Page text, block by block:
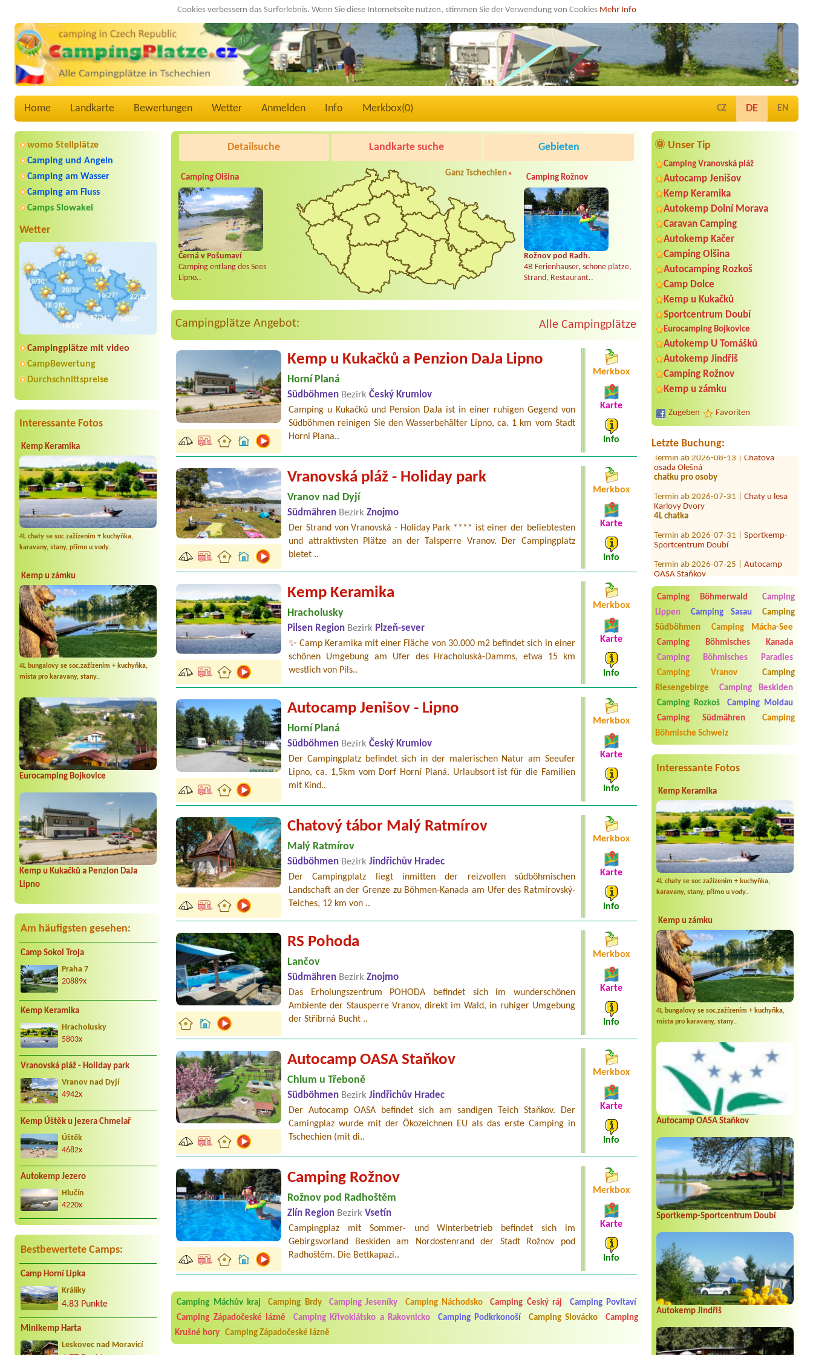
Cookies verbessern das Surferlebnis. Wenn Sie diese Internetseite nutzen, stimmen Sie der Verwendung von Cookies Mehr Info
Home Landkarte Bewertungen Wetter Anmelden Info Merkbox(0) CZ DE EN
womo Stellplätze
Camping und Angeln
Camping am Wasser
Camping am Fluss
Camps Slowakei
Wetter
Campingplätze mit video
CampBewertung
Durchschnittspreise
Interessante Fotos
Kemp Keramika
4L chaty se soc.zažízením + kuchyňka,
karavany, stany, přímo u vody..
Kemp u zámku
4L bungalovy se soc.zažízením + kuchyňka,
místa pro karavany, stany..
Eurocamping Bojkovice
Kemp u Kukačků a Penzion DaJa
Lipno
Am häufigsten gesehen:
Camp Sokol Troja
Praha 7
20889x
Kemp Keramika
Hracholusky
5803x
Vranovská pláž - Holiday park
Vranov nad Dyjí
4942x
Kemp Úštěk u jezera Chmelař
Úštěk
4682x
Autokemp Jezero
Hlučín
4220x
Bestbewertete Camps:
Camp Horní Lipka
Králíky
4.83 Punkte
Minikemp Harta
Leskovec nad Moravicí
🌞 Unser Tip
Camping Vranovská pláž
Autocamp Jenišov
Kemp Keramika
Autokemp Dolní Morava
Caravan Camping
Autokemp Kačer
Camping Olšina
Autocamping Rozkoš
Camp Dolce
Kemp u Kukačků
Sportcentrum Doubí
Eurocamping Bojkovice
Autokemp U Tomášků
Autokemp Jindřiš
Camping Rožnov
Kemp u zámku
Zugeben Favoriten
Letzte Buchung:
Termin ab 2026-07-31 |
Domaslavice
Chatka 2 dospeli 2deti
Termin ab 2026-08-05 |ATC Šlechtův
palouk
1x 3L
Termin ab 2026-08-13 |
osada Olešná
chatku pro osoby
Karlovy Dvory
4L chatka
Sportcentrum Doubí
OASA Staňkov
1.místo 1.stan 2.dospelý
Termin ab 2026-07-31 |Oáza Pepka
Námořníka
3 místa pro stany + 4 dospělí + 4 děti
Termin ab 2026-07-25 |Tábořiště a
Termin ab 2026-08-01 |
Kemp České
Vrbné
1 x Stellplatz und Strom 2 personem
Termin ab 2026-08-11 | Kemp Na
Břečkárně
1 místo pro stan + 4 osoby (2+2) +
elektrická přípojka + auto1 místo u
vody, 2 dospělí, 2 děti, elektrická
přípojka, auto
Camping Böhmerwald
Camping
Lippen
Camping Sasau
Camping
Südböhmen
Camping Mácha-See
Camping Böhmisches Kanada
Camping Böhmisches Paradies
Camping Vranov
Camping
Riesengebirge
Camping Beskiden
Camping Rozkoš
Camping Moldau
Camping Südmähren
Camping
Böhmische Schweiz
Interessante Fotos
Kemp Keramika
4L chaty se soc.zažízením + kuchyňka,
karavany, stany, přímo u vody..
Kemp u zámku
4L bungalovy se soc.zažízením + kuchyňka,
místa pro karavany, stany..
Autocamp OASA Staňkov
Sportkemp-Sportcentrum Doubí
Autokemp Jindřiš
Detailsuche Landkarte suche Gebieten
Camping Olšina
Černá v Pošumaví
Camping entlang des Sees
Lipno..
Ganz Tschechien» Camping Rožnov
Rožnov pod Radh.
4B Ferienhäuser, schöne plätze,
Strand, Restaurant..
Campingplätze Angebot: Alle Campingplätze
Kemp u Kukačků a Penzion DaJa Lipno
Horní Planá
Südböhmen Bezirk Český Krumlov
Camping u Kukačků und Pension DaJa ist in einer ruhigen Gegend von
Südböhmen reinigen Sie den Wasserbehälter Lipno, ca. 1 km vom Stadt
Horni Plana..
Merkbox
Karte
Info
Vranovská pláž - Holiday park
Vranov nad Dyjí
Südmähren Bezirk Znojmo
Der Strand von Vranovská - Holiday Park **** ist einer der beliebtesten
und attraktivsten Plätze an der Talsperre Vranov. Der Campingplatz
bietet ..
Merkbox
Karte
Info
Kemp Keramika
Hracholusky
Pilsen Region Bezirk Plzeň-sever
✨ Camp Keramika mit einer Fläche von 30.000 m2 befindet sich in einer
schönen Umgebung am Ufer des Hracholuská-Damms, etwa 15 km
westlich von Pils..
Merkbox
Karte
Info
Autocamp Jenišov - Lipno
Horní Planá
Südböhmen Bezirk Český Krumlov
Der Campingplatz befindet sich in der malerischen Natur am Seeufer
Lipno, ca. 1,5km vom Dorf Horní Planá. Urlaubsort ist für die Familien
mit Kind..
Merkbox
Karte
Info
Chatový tábor Malý Ratmírov
Malý Ratmírov
Südböhmen Bezirk Jindřichův Hradec
Der Campingplatz liegt inmitten der reizvollen südböhmischen
Landschaft an der Grenze zu Böhmen-Kanada am Ufer des Ratmírovský-
Teiches, 12 km von ..
Merkbox
Karte
Info
RS Pohoda
Lančov
Südmähren Bezirk Znojmo
Das Erholungszentrum POHODA befindet sich im wunderschönen
Ambiente der Stausperre Vranov, direkt im Wald, in ruhiger Umgebung
der Stříbrná Bucht ..
Merkbox
Karte
Info
Autocamp OASA Staňkov
Chlum u Třeboně
Südböhmen Bezirk Jindřichův Hradec
Der Autocamp OASA befindet sich am sandigen Teich Staňkov. Der
Camingplaz wurde mit der Ökozeichnen EU als das erste Camping in
Tschechien (mit di..
Merkbox
Karte
Info
Camping Rožnov
Rožnov pod Radhoštěm
Zlín Region Bezirk Vsetín
Campingplaz mit Sommer- und Winterbetrieb befindet sich im
Gebirgsvorland Beskiden am Nordostenrand der Stadt Rožnov pod
Radhoštěm. Die Bettkapazi..
Merkbox
Karte
Info
Camping Máchův kraj Camping Brdy Camping Jeseníky Camping Náchodsko Camping Český ráj
Camping Povltaví
Camping Západočeské lázně
Camping Křivoklátsko a Rakovnicko Camping Podkrkonoší Camping Slovácko
Camping
Krušné hory
Camping Západočeské lázně
Aneta Melicharová***
Byli jsme zde v týdnu od 25.7. do 1.8. 2026. Kemp jako takový je pěkný. V umývárně i na WC bylo vždy čisto, doplněný papír i
velice zklamalo byl celodenní hluk z repráků u stanů a absolutní bezohlednost ostatních ubytovaných. Přes den jsem si připadala
jak na pouti- z každého koutu hrála jiná hudba.Kemp pěkný, ale takový rámus jsme ještě nezažili...